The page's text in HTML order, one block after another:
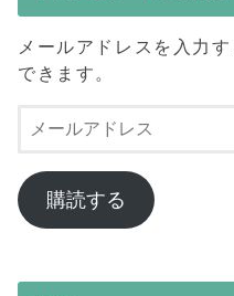
メールアドレスを入力
できます。
ル
ア
ド
購読する